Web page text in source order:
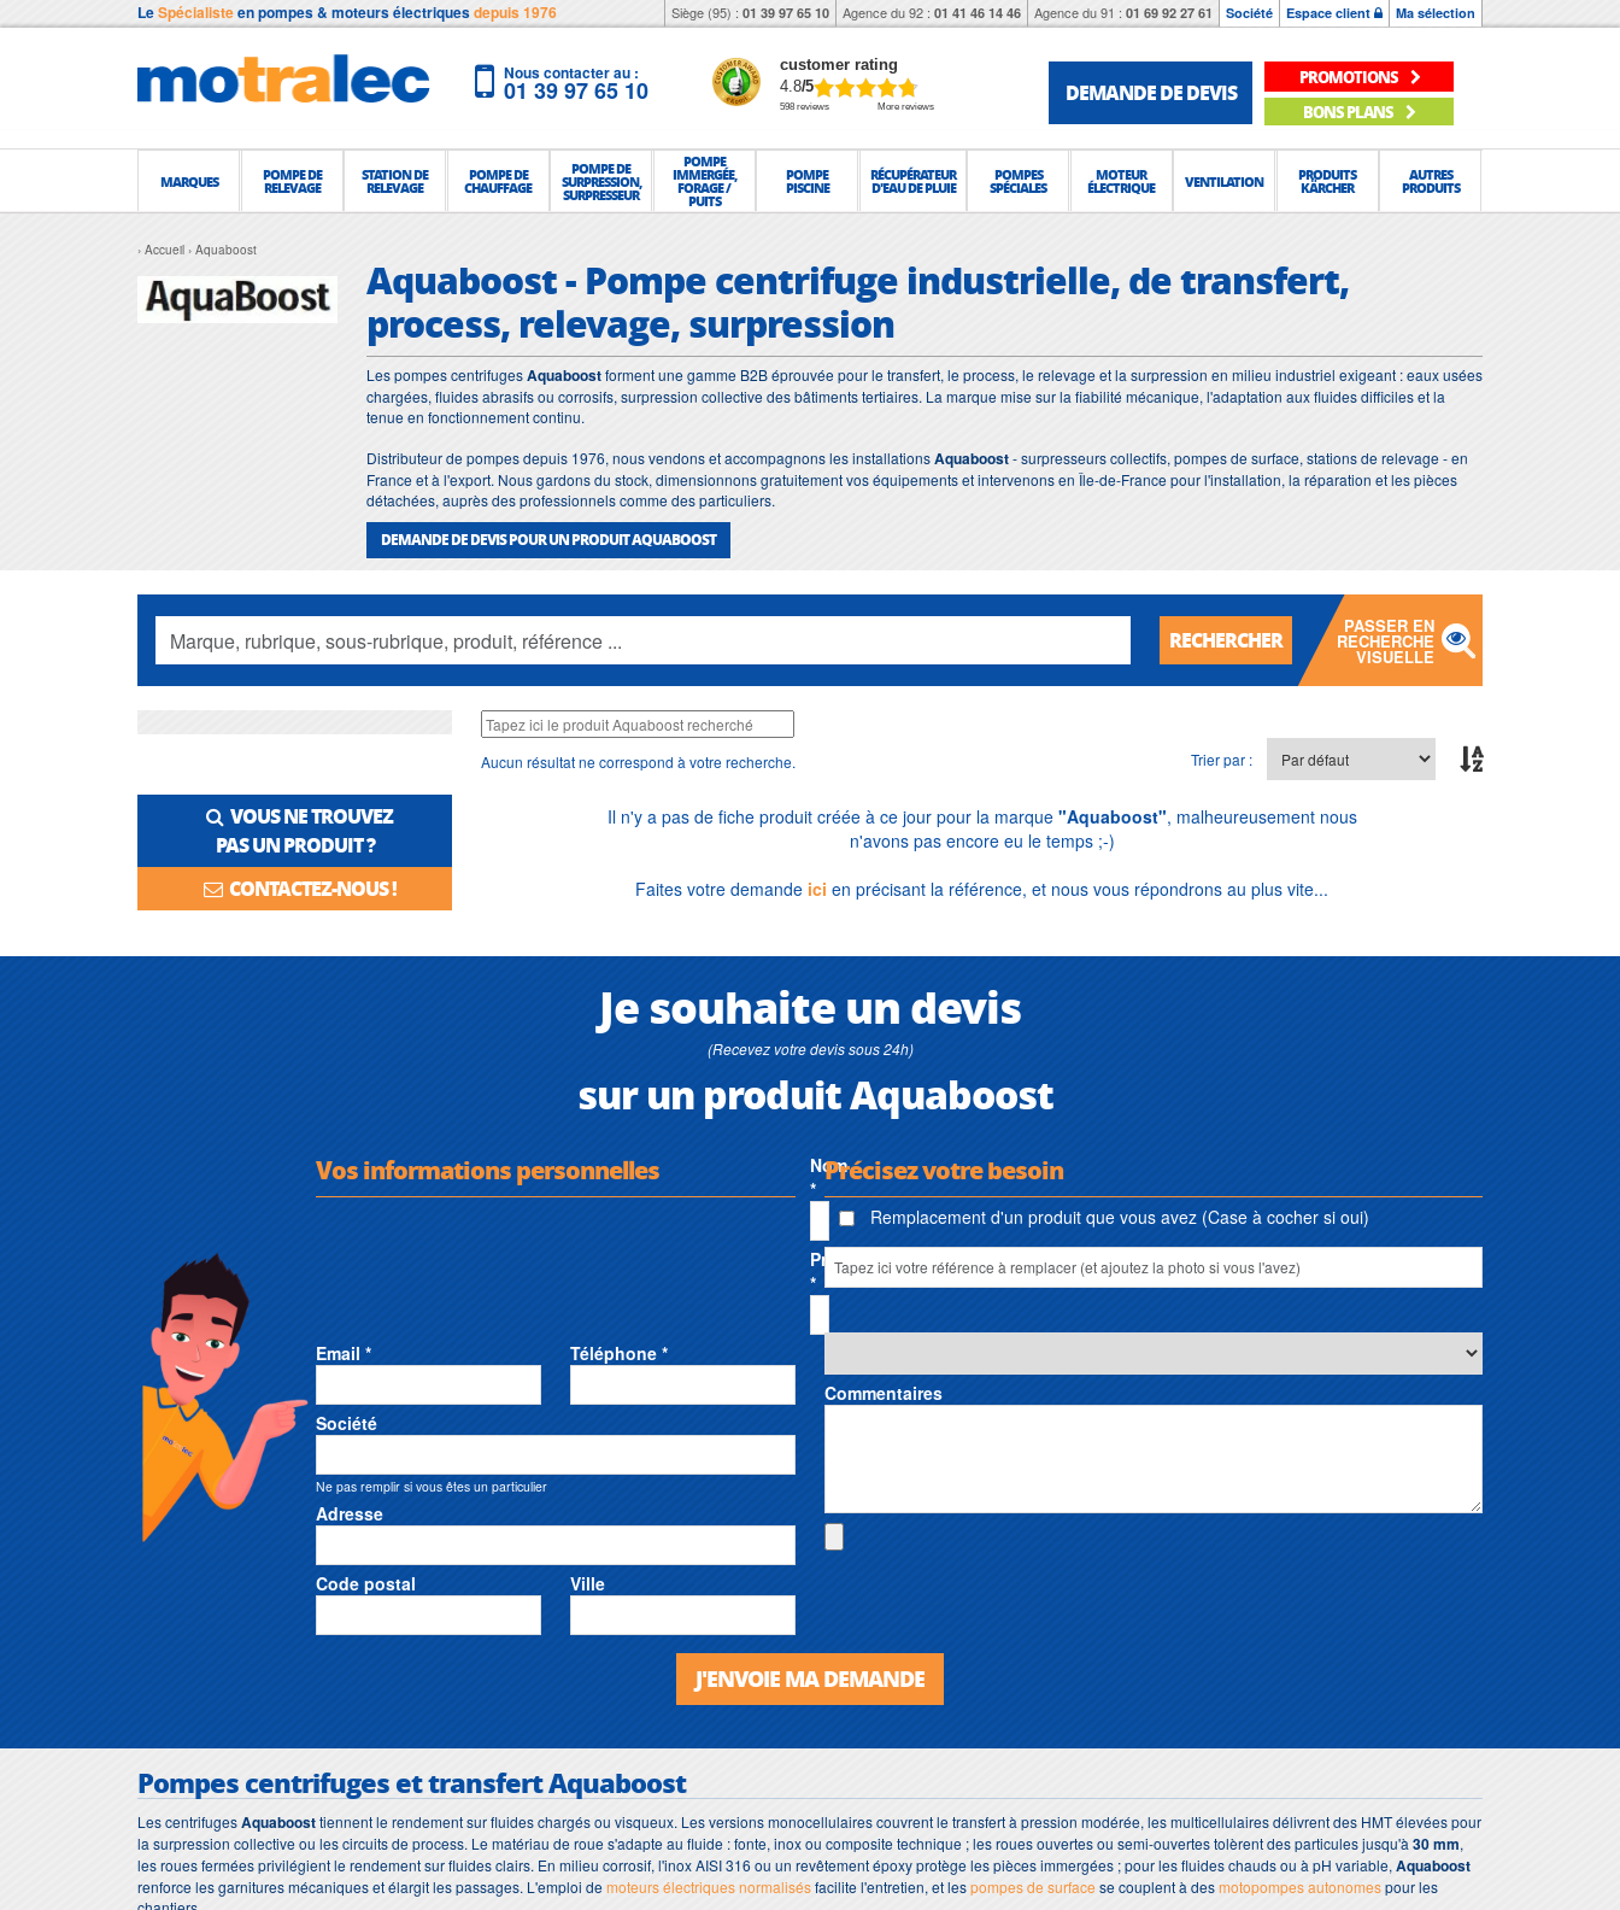
LeSpécialisteen pompes & moteurs électriquesdepuis 1976 Siège (95) : 01 39 97 65 10 Agence du 92 : 01 41 46 14 46 Agence du 91 : 01 69 92 27 61 Société Espace client Ma sélection
Nous contacter au :
01 39 97 65 10
customer rating
4.8/5
598 reviews More reviews
DEMANDE DE DEVIS
PROMOTIONS
BONS PLANS
MARQUES POMPE DE
RELEVAGE
STATION DE
RELEVAGE
POMPE DE
CHAUFFAGE
POMPE DE
SURPRESSION,
SURPRESSEUR
POMPE
IMMERGÉE,
FORAGE /
PUITS
POMPE
PISCINE
RÉCUPÉRATEUR
D'EAU DE PLUIE
POMPES
SPÉCIALES
MOTEUR
ÉLECTRIQUE VENTILATION PRODUITS
KÄRCHER
AUTRES
PRODUITS
Accueil Aquaboost
Aquaboost - Pompe centrifuge industrielle, de transfert,
process, relevage, surpression
Les pompes centrifugesAquaboostforment une gamme B2B éprouvée pour le transfert, le process, le relevage et la surpression en milieu industriel exigeant : eaux usées
chargées, fluides abrasifs ou corrosifs, surpression collective des bâtiments tertiaires. La marque mise sur la fiabilité mécanique, l'adaptation aux fluides difficiles et la
tenue en fonctionnement continu.
Distributeur de pompes depuis 1976, nous vendons et accompagnons les installationsAquaboost- surpresseurs collectifs, pompes de surface, stations de relevage - en
France et à l'export. Nous gardons du stock, dimensionnons gratuitement vos équipements et intervenons en Île-de-France pour l'installation, la réparation et les pièces
détachées, auprès des professionnels comme des particuliers.
DEMANDE DE DEVIS POUR UN PRODUIT AQUABOOST
RECHERCHER
PASSER EN
RECHERCHE
VISUELLE
VOUS NE TROUVEZ
PAS UN PRODUIT ?
CONTACTEZ-NOUS !
Aucun résultat ne correspond à votre recherche. Trier par :
Il n'y a pas de fiche produit créée à ce jour pour la marque "Aquaboost", malheureusement nous
n'avons pas encore eu le temps ;-)
Faites votre demande ici en précisant la référence, et nous vous répondrons au plus vite...
Je souhaite un devis
(Recevez votre devis sous 24h)
sur un produit Aquaboost
Vos informations personnelles
Nom
*
Prénom
*
Email * Téléphone *
Société
Ne pas remplir si vous êtes un particulier
Adresse
Code postal Ville
Précisez votre besoin
Remplacement d'un produit que vous avez (Case à cocher si oui)
Commentaires
J'ENVOIE MA DEMANDE
Pompes centrifuges et transfert Aquaboost
Les centrifugesAquaboosttiennent le rendement sur fluides chargés ou visqueux. Les versions monocellulaires couvrent le transfert à pression modérée, les multicellulaires délivrent des HMT élevées pour
la surpression collective ou les circuits de process. Le matériau de roue s'adapte au fluide : fonte, inox ou composite technique ; les roues ouvertes ou semi-ouvertes tolèrent des particules jusqu'à 30 mm,
les roues fermées privilégient le rendement sur fluides clairs. En milieu corrosif, l'inox AISI 316 ou un revêtement époxy protège les pièces immergées ; pour les fluides chauds ou à pH variable, Aquaboost
renforce les garnitures mécaniques et élargit les passages. L'emploi demoteurs électriques normalisésfacilite l'entretien, et lespompes de surface se couplent à desmotopompes autonomespour les